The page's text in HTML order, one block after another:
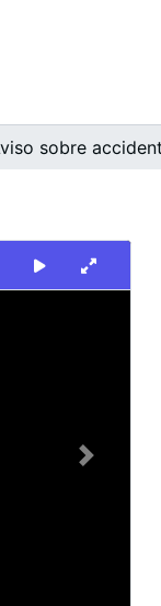
Next